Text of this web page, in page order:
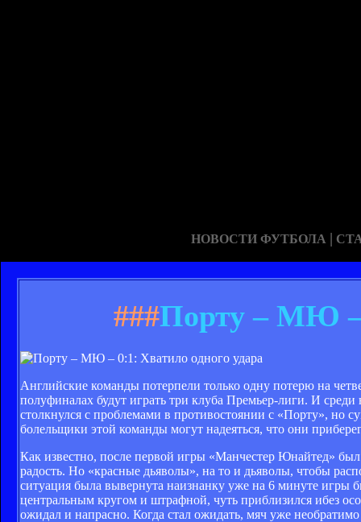
НОВОСТИ ФУТБОЛА |
###Порту – МЮ –
Английские команды потерпели только одну потерю на
полуфиналах будут играть три клуба Премьер-лиги. И
столкнулся с проблемами в противостоянии с «Порту», но
болельщики этой команды могут надеяться, что они
Как известно, после первой игры «Манчестер Юнайтед»
радость. Но «красные дьяволы», на то и дьяволы, чтобы
ситуация была вывернута наизнанку уже на 6 минуте
центральным кругом и штрафной, чуть приблизился ибез
ожидал и напрасно. Когда стал ожидать, мяч уже